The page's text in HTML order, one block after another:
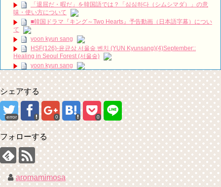
2026 김재영 일본 팬미팅 비하인드 #김재영 #kimjaeyeong
#kimjaeyoung #キムジェヨン #金宰永
SBS [피고인] – 28일(화) 예고 NEW!
최고의 이혼 – 하이라이트 공개 / Matrimonial Chaos Highlights,
Premiere Oct 8 on KBS! ㅣ KBS방송
「30だけど17です」ヤン・セジョンのお姫様抱っこや腕枕に胸キュ
ン必至！スペシャル映像公開！
ハン・ヘジン 한혜진 – (선공개) 강남 3대 얼짱 출신 &#39;한혜진 언니
&#39; (ft. 도여니의 학창시절) | 편 먹고 갈래요? 밥블레스유 2 bobblessyou2
EP.18
ソン・ヘギョ – ソンヘギョ キスまとめ
ハン・ヘジン 한혜진 – Still We (여전히 우리는)
한가인 –
「ライフ・ オン・ マーズ」2019年11月2日TSUTAYAにて先行レンタ
ル開始！
(ENG SUB) Behind The Scene Hyun Bin 현빈❤️ 손예진 Son Ye Jin-
Crash Landing On You/ヒョンビン❤️ソンイェジン / エンジョイ❕
ユン・ギュンサン、番組にも登場した愛猫が急死…イ・ソンギョンら
同僚芸能人から慰めの言葉が続々 – Taka News
キム・レウォンの影絵遊び！？「黒騎士～永遠の約束～」メイキング
を一部公開（DVD-SET2特典映像より）
「退屈だ・暇だ」を韓国語では？「심심하다（シムシマダ）」の意
味・使い方について
■韓国ドラマ『キング～Two Hearts』予告動画（日本語字幕）につい
て
yoon kyun sang
HSF(126)-윤균상 서울숲 벤치 (YUN Kyunsang)(4)September::
Healing in Seoul Forest (서울숲)
yoon kyun sang
ユン・ギュンサン主演「潜入弁護人」第1回特別公開！
九尾狐外伝 第２話 キム・ジウ チョ・ヒョンジェ
九尾狐外伝 メイキング03 ハン・イェスル
チョ・ヒョンジェ 조현재 九尾狐外伝 制作発表会
キム・テヒの弟イ・ワン♥イ・ボミ、今日（28日）結婚……
「まず熱く掃除せよ」女優キム・ユジョン、「健康がとても回復…痩
せたのはソン・ジェリムのせい!? 」 (11/26)
【裏芸能】キムユジョンの熱愛彼氏はあの大物俳優
キム・ユジョン、美しいセルフショットで近況を伝える“会いたいで
しょ？” Big News TV
キム・ユジョン、新ドラマ「まず熱く掃除せよ」に出演確定…“台本
を見た瞬間惹かれた” 20180123
幻の王女チャミョンゴ エンディング
シェアする
error 0 0
フォローする
aromamimosa